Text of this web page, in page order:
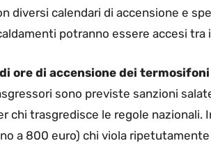
diversi calendari di accensione e
potranno essere accesi tra
ore di accensione dei
sono previste sanzioni
chi trasgredisce le regole nazionali.
a 800 euro) chi viola